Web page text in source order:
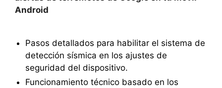
Android
Pasos detallados para habilitar el sistema de
detección sísmica en los ajustes de
seguridad del dispositivo.
Funcionamiento técnico basado en los